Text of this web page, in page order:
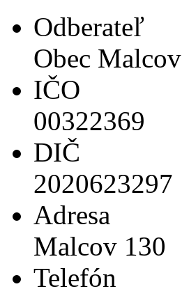
Odberateľ
Obec Malcov
IČO
00322369
DIČ
2020623297
Adresa
Malcov 130
Telefón